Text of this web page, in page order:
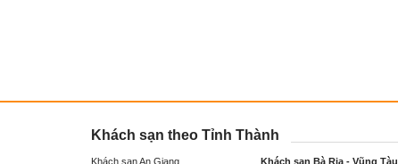
Khách sạn theo Tỉnh Thành
Khách sạn An Giang Khách sạn Bà Rịa - Vũng Tàu